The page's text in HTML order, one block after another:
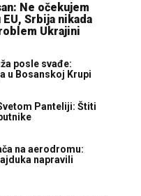
Ne očekujem
Srbija nikada
Ukrajini
posle svađe:
u Bosanskoj Krupi
Panteliji: Štiti
na aerodromu:
napravili